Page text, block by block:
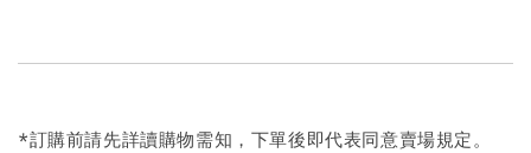
*訂購前請先詳讀購物需知，下單後即代表同意賣場規定。